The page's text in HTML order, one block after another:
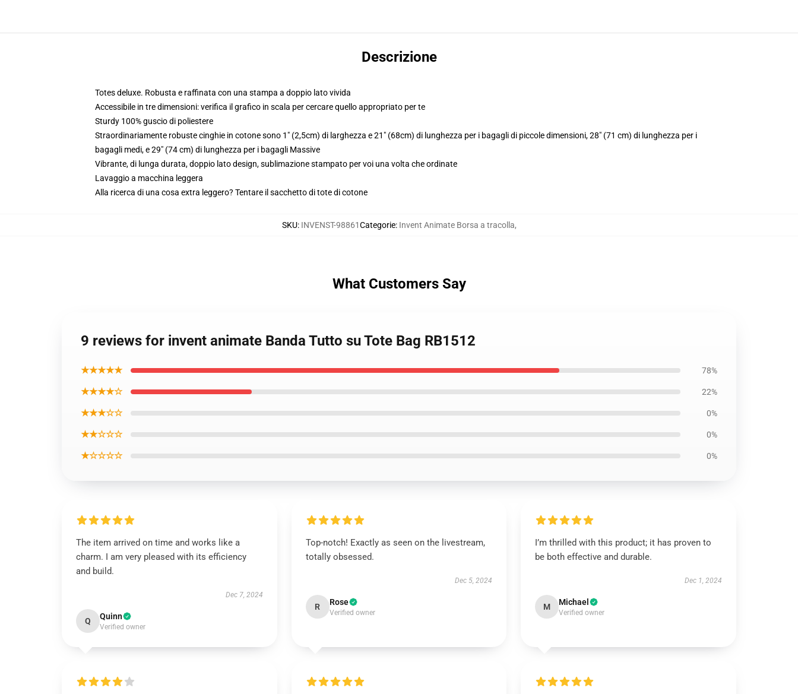
Descrizione
Totes deluxe. Robusta e raffinata con una stampa a doppio lato vivida
Accessibile in tre dimensioni: verifica il grafico in scala per cercare quello appropriato per te
Sturdy 100% guscio di poliestere
Straordinariamente robuste cinghie in cotone sono 1" (2,5cm) di larghezza e 21" (68cm) di lunghezza per i bagagli di piccole dimensioni, 28" (71 cm) di lunghezza per i
bagagli medi, e 29" (74 cm) di lunghezza per i bagagli Massive
Vibrante, di lunga durata, doppio lato design, sublimazione stampato per voi una volta che ordinate
Lavaggio a macchina leggera
Alla ricerca di una cosa extra leggero? Tentare il sacchetto di tote di cotone
SKU: INVENST-98861Categorie: Invent Animate Borsa a tracolla,
What Customers Say
9 reviews for invent animate Banda Tutto su Tote Bag RB1512
★★★★★ 78%
★★★★☆ 22%
★★★☆☆ 0%
★★☆☆☆ 0%
★☆☆☆☆ 0%
The item arrived on time and works like a
charm. I am very pleased with its efficiency
and build.
Dec 7, 2024
Q Quinn
Verified owner
Top-notch! Exactly as seen on the livestream,
totally obsessed.
Dec 5, 2024
R Rose
Verified owner
I’m thrilled with this product; it has proven to
be both effective and durable.
Dec 1, 2024
M Michael
Verified owner